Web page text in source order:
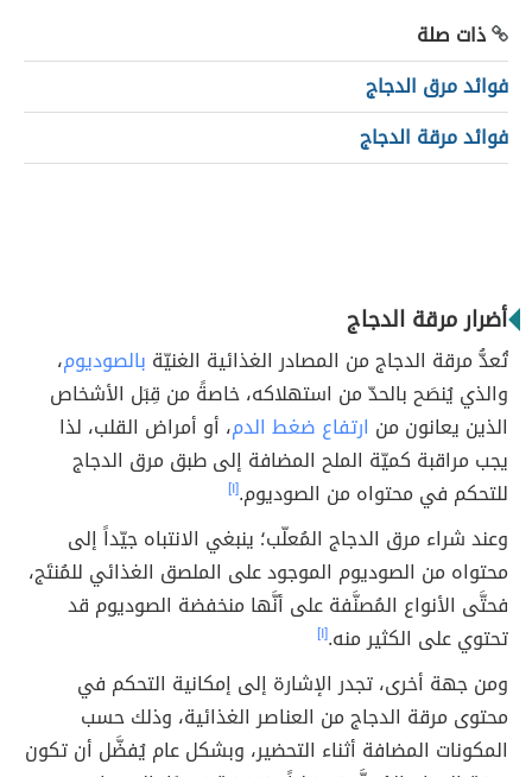
ذات صلة
فوائد مرق الدجاج
فوائد مرقة الدجاج
أضرار مرقة الدجاج
تُعدُّ مرقة الدجاج من المصادر الغذائية الغنيّة بالصوديوم،
والذي يُنصَح بالحدّ من استهلاكه، خاصةً من قِبَل الأشخاص
الذين يعانون من ارتفاع ضغط الدم، أو أمراض القلب، لذا
يجب مراقبة كميّة الملح المضافة إلى طبق مرق الدجاج
للتحكم في محتواه من الصوديوم.[١]
وعند شراء مرق الدجاج المُعلّب؛ ينبغي الانتباه جيّداً إلى
محتواه من الصوديوم الموجود على الملصق الغذائي للمُنتَج،
فحتَّى الأنواع المُصنَّفة على أنَّها منخفضة الصوديوم قد
تحتوي على الكثير منه.[١]
ومن جهة أخرى، تجدر الإشارة إلى إمكانية التحكم في
محتوى مرقة الدجاج من العناصر الغذائية، وذلك حسب
المكونات المضافة أثناء التحضير، وبشكل عام يُفضَّل أن تكون